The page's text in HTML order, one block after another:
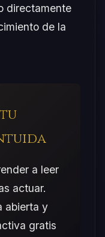
directamente
de la
a leer
actuar.
abierta y
gratis